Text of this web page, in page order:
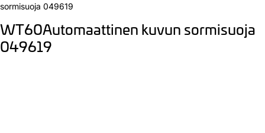
sormisuoja 049619
WT60Automaattinen kuvun sormisuoja
049619